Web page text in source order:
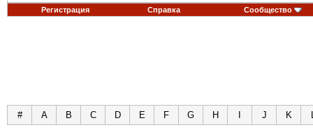
Регистрация Справка Сообщество
# A B C D E F G H J K